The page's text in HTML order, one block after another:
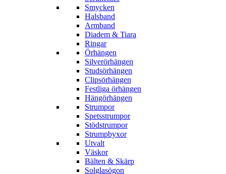
Smycken
Halsband
Armband
Diadem & Tiara
Ringar
Örhängen
Silverörhängen
Studsörhängen
Clipsörhängen
Festliga örhängen
Hängörhängen
Strumpor
Spetsstrumpor
Stödstrumpor
Strumpbyxor
Utvalt
Väskor
Bälten & Skärp
Solglasögon